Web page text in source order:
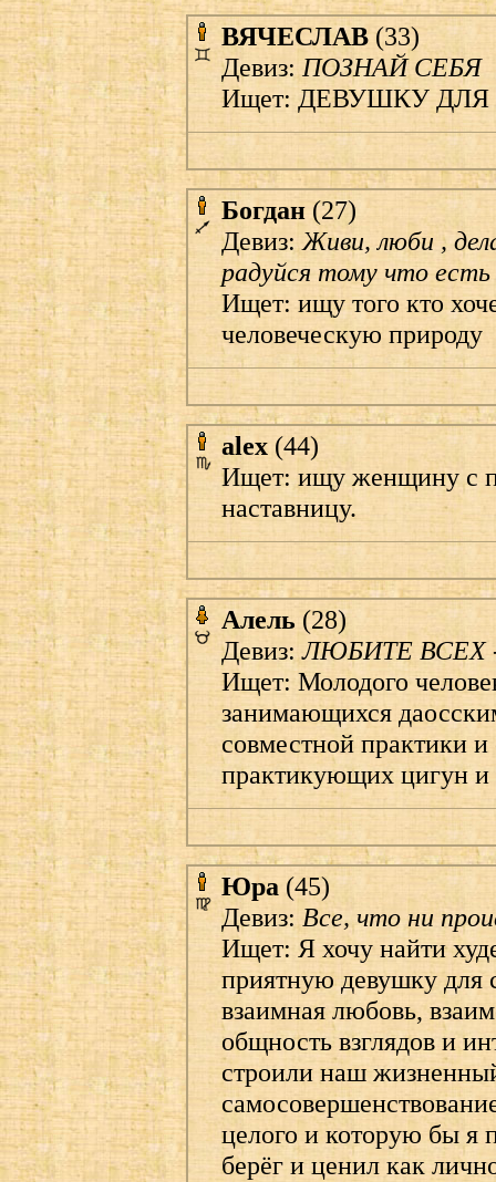
ВЯЧЕСЛАВ (33)
Девиз:ПОЗНАЙ СЕБЯ
Ищет: ДЕВУШКУ
Богдан (27)
Девиз:Живи, люби ,
радуйся тому что есть
Ищет: ищу того кто
человеческую природу
alex (44)
Ищет: ищу женщину с
наставницу.
Алель (28)
Девиз:ЛЮБИТЕ ВСЕХ
Ищет: Молодого
занимающихся
совместной практики
практикующих цигун и
Юра (45)
Девиз:Все, что ни
Ищет: Я хочу найти
приятную девушку для
взаимная любовь,
общность взглядов и
строили наш
целого и которую бы я
берёг и ценил как